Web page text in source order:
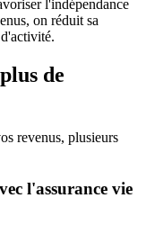
l'indépendance
on réduit sa
de
revenus, plusieurs
l'assurance vie